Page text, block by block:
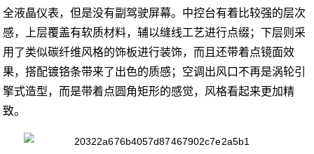
全液晶仪表，但是没有副驾驶屏幕。中控台有着比较强的层次
感，上层覆盖有软质材料，辅以缝线工艺进行点缀；下层则采
用了类似碳纤维风格的饰板进行装饰，而且还带着点镜面效
果，搭配镀铬条带来了出色的质感；空调出风口不再是涡轮引
擎式造型，而是带着点圆角矩形的感觉，风格看起来更加精
致。